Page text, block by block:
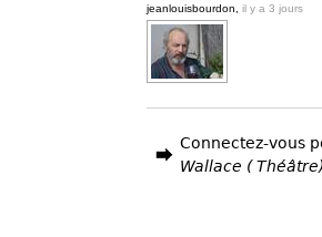
jeanlouisbourdon, il y a 3 jours
Connectez-vous
Wallace ( Théâtre)